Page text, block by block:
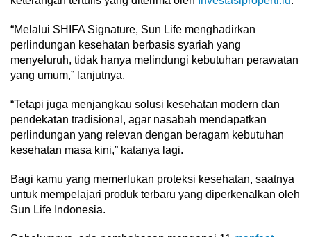
“Melalui SHIFA Signature, Sun Life menghadirkan
perlindungan kesehatan berbasis syariah yang
menyeluruh, tidak hanya melindungi kebutuhan perawatan
yang umum,” lanjutnya.
“Tetapi juga menjangkau solusi kesehatan modern dan
pendekatan tradisional, agar nasabah mendapatkan
perlindungan yang relevan dengan beragam kebutuhan
kesehatan masa kini,” katanya lagi.
Bagi kamu yang memerlukan proteksi kesehatan, saatnya
untuk mempelajari produk terbaru yang diperkenalkan oleh
Sun Life Indonesia.